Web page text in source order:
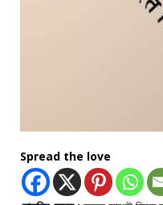
Spread the love